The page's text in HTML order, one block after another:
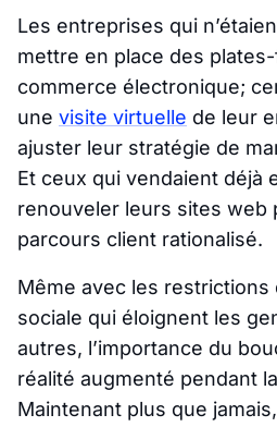
Les entreprises qui
mettre en place des
commerce électronique;
une visite virtuelle de leur
ajuster leur stratégie de
Et ceux qui vendaient déjà
renouveler leurs sites web
parcours client rationalisé.
Même avec les restrictions
sociale qui éloignent les
autres, l’importance du
réalité augmenté pendant
Maintenant plus que